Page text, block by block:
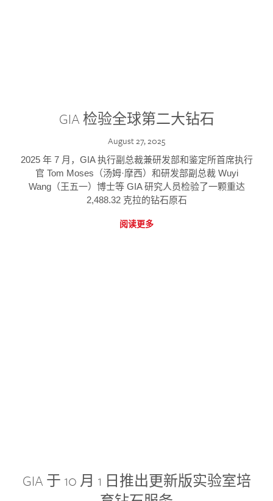
GIA 检验全球第二大钻石
August 27, 2025
2025 年 7 月，GIA 执行副总裁兼研发部和鉴定所首席执行
官 Tom Moses（汤姆·摩西）和研发部副总裁 Wuyi
Wang（王五一）博士等 GIA 研究人员检验了一颗重达
2,488.32 克拉的钻石原石
阅读更多
GIA 于 10 月 1 日推出更新版实验室培